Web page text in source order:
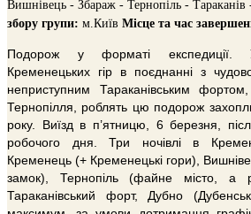
Вишнівець - Збараж - Тернопіль -
збору групи: м.Київ Місце та час
Подорож у форматі експедиції.
Кременецьких гір в поєднанні з
неприступним Тараканівським
Тернопілля, роблять цю подорож
року. Виїзд в п’ятницю, 6 березня,
робочого дня. Три ночівлі в
Кременець (+ Кременецькі гори),
замок), Тернопіль (файне місто, а
Тараканівський форт, Дубно